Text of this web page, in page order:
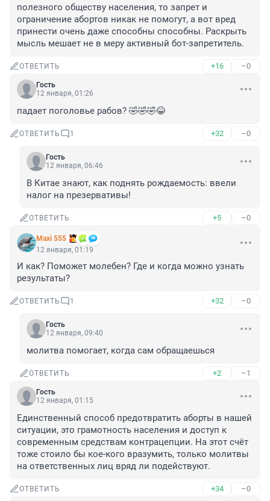
полезного обществу населения, то запрет и
ограничение абортов никак не помогут, а вот вред
принести очень даже способны способны. Раскрыть
мысль мешает не в меру активный бот-запретитель.
ОТВЕТИТЬ +16 –0
Гость
12 января, 01:26
падает поголовье рабов? 🤣🤣🤣😂
ОТВЕТИТЬ 1 +32 –0
Гость
12 января, 06:46
В Китае знают, как поднять рождаемость: ввели
налог на презервативы!
ОТВЕТИТЬ +5 –0
Maxi 555
12 января, 01:19
И как? Поможет молебен? Где и когда можно узнать
результаты?
ОТВЕТИТЬ 1 +32 –0
Гость
12 января, 09:40
молитва помогает, когда сам обращаешься
ОТВЕТИТЬ +2 –1
Гость
12 января, 01:15
Единственный способ предотвратить аборты в нашей
ситуации, это грамотность населения и доступ к
современным средствам контрацепции. На этот счёт
тоже стоило бы кое-кого вразумить, только молитвы
на ответственных лиц вряд ли подействуют.
ОТВЕТИТЬ +34 –0